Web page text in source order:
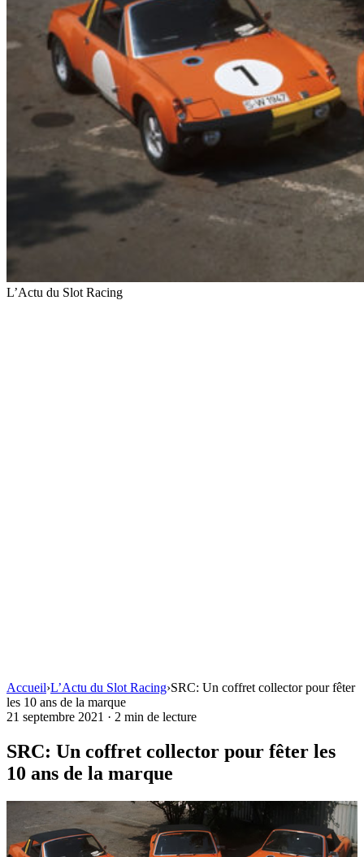
L’Actu du Slot Racing
Accueil›L’Actu du Slot Racing›SRC: Un coffret collector pour fêter
les 10 ans de la marque
21 septembre 2021 · 2 min de lecture
SRC: Un coffret collector pour fêter les
10 ans de la marque